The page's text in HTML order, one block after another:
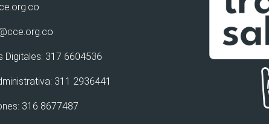
Digitales: 317 6604536
311 2936441
316 8677487